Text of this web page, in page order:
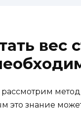
вес
это знание